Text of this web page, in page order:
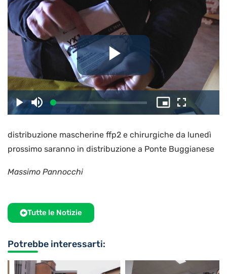
il
video
PlayDisattiva
l’audio
Caricato:
3.05%
Picture-
in-
Schermo
intero
distribuzione mascherine ffp2 e chirurgiche da lunedì
prossimo saranno in distribuzione a Ponte Buggianese
Massimo Pannocchi
Tutte le Notizie
Potrebbe interessarti: